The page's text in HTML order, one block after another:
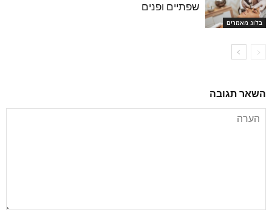
בלוג מאמרים
שפתיים ופנים
השאר תגובה